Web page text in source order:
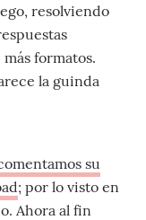
resolviendo
formatos.
la guinda
su
; por lo visto en
Ahora al fin